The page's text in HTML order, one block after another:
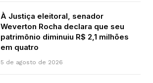
À Justiça eleitoral, senador
Weverton Rocha declara que seu
patrimônio diminuiu R$ 2,1 milhões
em quatro
5 de agosto de 2026